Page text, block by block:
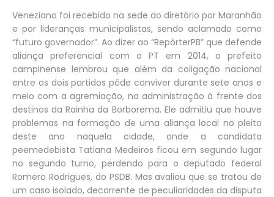
Veneziano foi recebido na sede do diretório por Maranhão
e por lideranças municipalistas, sendo aclamado como
“futuro governador”. Ao dizer ao “RepórterPB” que defende
aliança preferencial com o PT em 2014, o prefeito
campinense lembrou que além da coligação nacional
entre os dois partidos pôde conviver durante sete anos e
meio com a agremiação, na administração à frente dos
destinos da Rainha da Borborema. Ele admitiu que houve
problemas na formação de uma aliança local no pleito
deste ano naquela cidade, onde a candidata
peemedebista Tatiana Medeiros ficou em segundo lugar
no segundo turno, perdendo para o deputado federal
Romero Rodrigues, do PSDB. Mas avaliou que se tratou de
um caso isolado, decorrente de peculiaridades da disputa